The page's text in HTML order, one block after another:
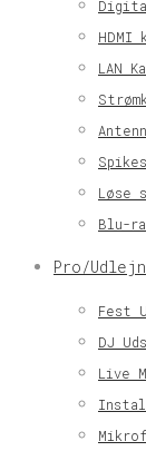
HDMI
LAN
Løse
Blu-
Pro/
Fest
DJ
Live